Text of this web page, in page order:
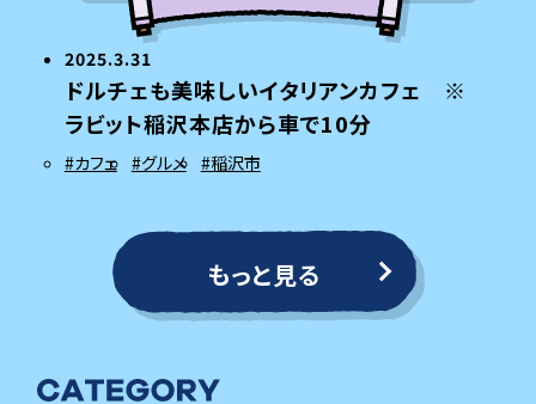
2025.3.31
ドルチェも美味しいイタリアンカフェ ※
ラビット稲沢本店から車で10分
#カフェ #グルメ #稲沢市
もっと見る